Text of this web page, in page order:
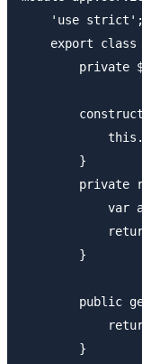
    'use strict';
export class
private
        }
private
var
        }
public
        }